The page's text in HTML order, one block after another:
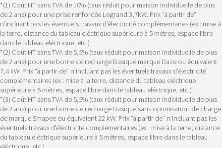
*(1) Coût HT sans TVA de 10% (taux réduit pour maison individuelle de plus
de 2 ans) pour une prise renforcée Legrand 3,7kW. Prix “à partir de”
n’incluant pas les éventuels travaux d’électricité complémentaires (ex : mise à
la terre, distance du tableau eléctrique supérieure à 5 mètres, espace libre
dans le tableau eléctrique, etc.)
*(2) Coût HT sans TVA de 5,5% (taux réduit pour maison individuelle de plus
de 2 ans) pour une borne de recharge Basique marque Daze ou équivalent
7,4 kW. Prix “à partir de” n’incluant pas les éventuels travaux d’électricité
complémentaires (ex : mise à la terre, distance du tableau eléctrique
supérieure à 5 mètres, espace libre dans le tableau eléctrique, etc.)
*(3) Coût HT sans TVA de 5,5% (taux réduit pour maison individuelle de plus
de 2 ans) pour une borne de recharge Basique sans optimisation de charge
de marque Smapee ou équivalent 22 kW. Prix “à partir de” n’incluant pas les
éventuels travaux d’électricité complémentaires (ex : mise à la terre, distance
du tableau eléctrique supérieure à 5 mètres, espace libre dans le tableau